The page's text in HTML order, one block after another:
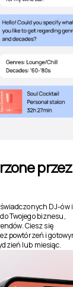
przez
DJ-ów i
Twojego biznesu,
Ciesz się
powtórzeń i
lub miesiąc.